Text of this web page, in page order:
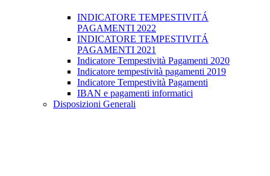
INDICATORE TEMPESTIVITÁ
PAGAMENTI 2022
INDICATORE TEMPESTIVITÁ
PAGAMENTI 2021
Indicatore Tempestività Pagamenti 2020
Indicatore tempestività pagamenti 2019
Indicatore Tempestività Pagamenti
IBAN e pagamenti informatici
Disposizioni Generali